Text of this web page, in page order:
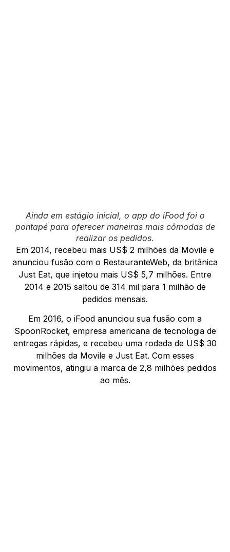
Ainda em estágio inicial, o app do iFood foi o
pontapé para oferecer maneiras mais cômodas de
realizar os pedidos.
Em 2014, recebeu mais US$ 2 milhões da Movile e
anunciou fusão com o RestauranteWeb, da britânica
Just Eat, que injetou mais US$ 5,7 milhões. Entre
2014 e 2015 saltou de 314 mil para 1 milhão de
pedidos mensais.
Em 2016, o iFood anunciou sua fusão com a
SpoonRocket, empresa americana de tecnologia de
entregas rápidas, e recebeu uma rodada de US$ 30
milhões da Movile e Just Eat. Com esses
movimentos, atingiu a marca de 2,8 milhões pedidos
ao mês.